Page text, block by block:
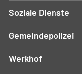
Soziale Dienste
Gemeindepolizei
Werkhof